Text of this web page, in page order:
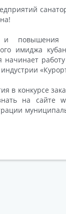
повышения
имиджа
начинает
индустрии
в конкурсе
на сайте